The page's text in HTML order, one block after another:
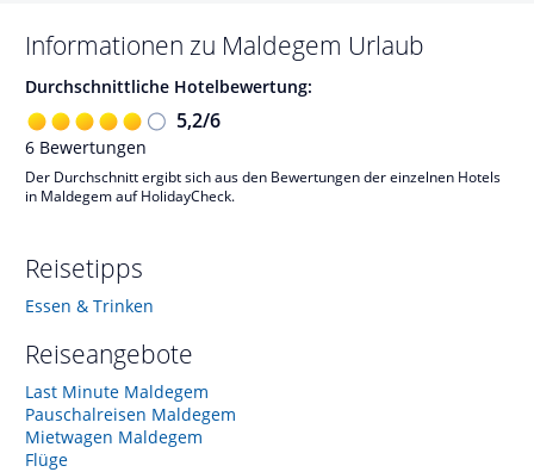
Informationen zu Maldegem Urlaub
Durchschnittliche Hotelbewertung:
5,2/6
6 Bewertungen
Der Durchschnitt ergibt sich aus den Bewertungen der einzelnen Hotels
in Maldegem auf HolidayCheck.
Reisetipps
Essen & Trinken
Reiseangebote
Last Minute Maldegem
Pauschalreisen Maldegem
Mietwagen Maldegem
Flüge